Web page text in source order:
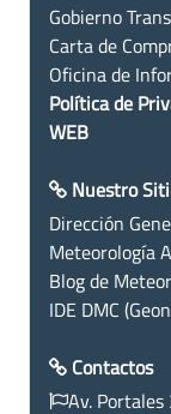
Gobierno
Carta de
Oficina de
Política de
WEB
Nuestro
Dirección
Meteorología
Blog de
IDE DMC
Contactos
Av.